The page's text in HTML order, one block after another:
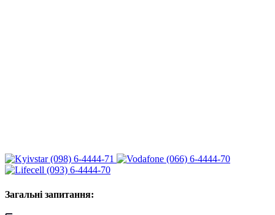
(098) 6-4444-71
(066) 6-4444-70
(093) 6-4444-70
Загальні запитання: